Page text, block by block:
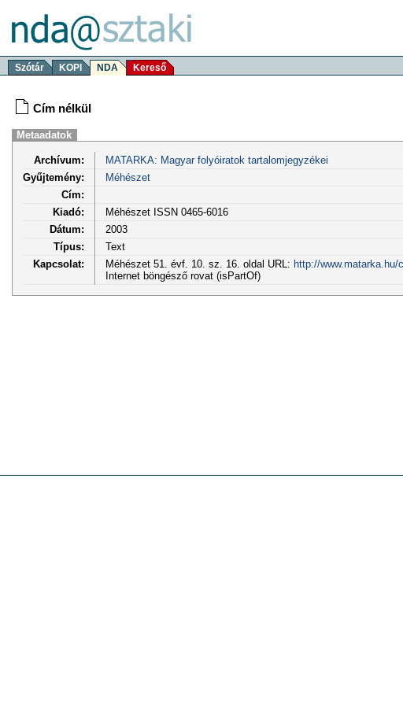
Szótár KOPI NDA Kereső
Cím nélkül
Metaadatok
Archívum:
MATARKA: Magyar folyóiratok tartalomjegyzékei
Gyűjtemény:
Méhészet
Cím:
Kiadó:
Méhészet ISSN 0465-6016
Dátum:
2003
Típus:
Text
Kapcsolat:
Méhészet 51. évf. 10. sz. 16. oldal URL: http://
Internet böngésző rovat (isPartOf)